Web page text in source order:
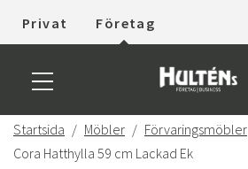
Privat Företag
Startsida Möbler Förvaringsmöbler
Cora Hatthylla 59 cm Lackad Ek